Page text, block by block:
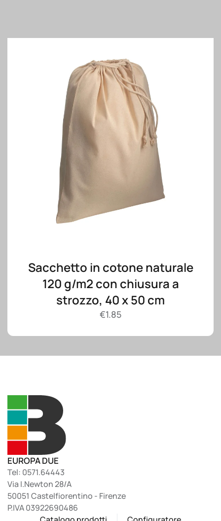
Sacchetto in cotone naturale
120 g/m2 con chiusura a
strozzo, 40 x 50 cm
€1.85
EUROPA DUE
Tel: 0571.64443
Via I.Newton 28/A
50051 Castelfiorentino - Firenze
P.IVA 03922690486